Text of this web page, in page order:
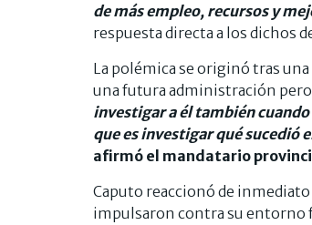
de más empleo, recursos y
respuesta directa a los dichos
La polémica se originó tras
una futura administración
investigar a él también
que es investigar qué sucedió
afirmó el mandatario
Caputo reaccionó de
impulsaron contra su entorno